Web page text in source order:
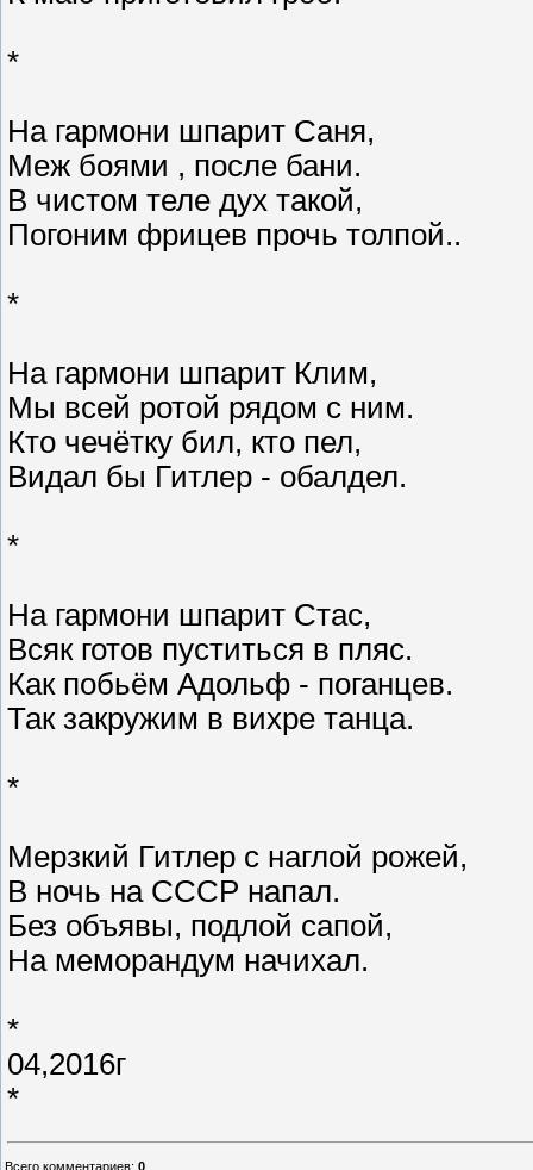
*
На гармони шпарит Саня,
Меж боями , после бани.
В чистом теле дух такой,
Погоним фрицев прочь толпой..
*
На гармони шпарит Клим,
Мы всей ротой рядом с ним.
Кто чечётку бил, кто пел,
Видал бы Гитлер - обалдел.
*
На гармони шпарит Стас,
Всяк готов пуститься в пляс.
Как побьём Адольф - поганцев.
Так закружим в вихре танца.
*
Мерзкий Гитлер с наглой рожей,
В ночь на СССР напал.
Без объявы, подлой сапой,
На меморандум начихал.
*
04,2016г
*
Всего комментариев: 0